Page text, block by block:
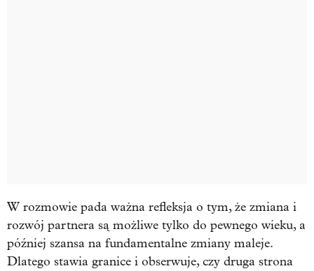
W rozmowie pada ważna refleksja o tym, że zmiana i
rozwój partnera są możliwe tylko do pewnego wieku, a
później szansa na fundamentalne zmiany maleje.
Dlatego stawia granice i obserwuje, czy druga strona